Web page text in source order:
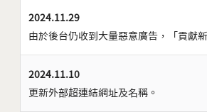
2024.11.29
由於後台仍收到大量惡意廣告，「貢獻
2024.11.10
更新外部超連結網址及名稱。